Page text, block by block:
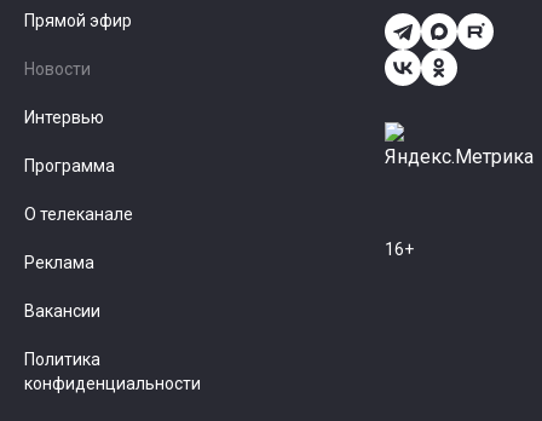
Прямой эфир
Новости
Интервью
Программа
О телеканале
Реклама
Вакансии
Политика
конфиденциальности
16+